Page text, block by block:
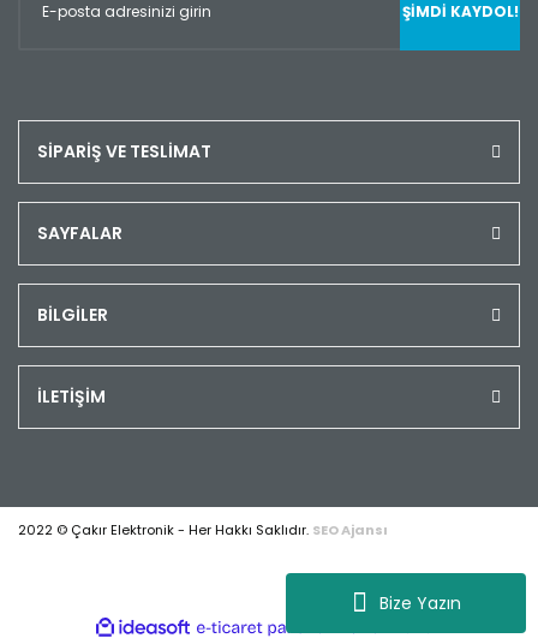
Bize Yazın
ŞİMDİ KAYDOL!
SİPARİŞ VE TESLİMAT
SAYFALAR
BİLGİLER
İLETİŞİM
2022 © Çakır Elektronik - Her Hakkı Saklıdır. SEO Ajansı
ideasoft